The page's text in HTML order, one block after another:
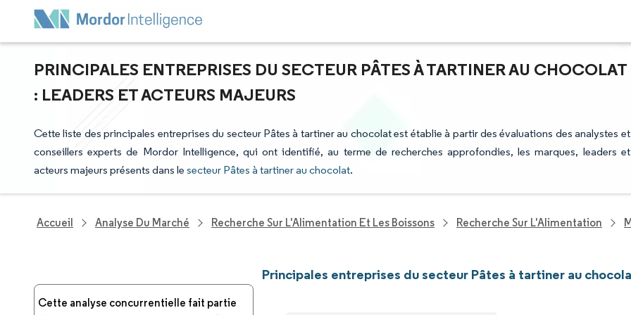
PRINCIPALES ENTREPRISES DU SECTEUR PÂTES À TARTINER AU CHOCOLAT
: LEADERS ET ACTEURS MAJEURS
Cette liste des principales entreprises du secteur Pâtes à tartiner au chocolat est établie à partir des évaluations des analystes et
conseillers experts de Mordor Intelligence, qui ont identifié, au terme de recherches approfondies, les marques, leaders et
acteurs majeurs présents dans le secteur Pâtes à tartiner au chocolat.
Accueil Analyse Du Marché Recherche Sur L'Alimentation Et Les Boissons Recherche Sur L'Alimentation
Cette analyse concurrentielle fait partie
Principales entreprises du secteur Pâtes à tartiner au